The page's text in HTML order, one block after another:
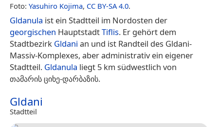
Foto: Yasuhiro Kojima, CC BY-SA 4.0.
Gldanula ist ein Stadtteil im Nordosten der
georgischen HauptstadtTiflis. Er gehört dem
Stadtbezirk Gldani an und ist Randteil des Gldani-
Massiv-Komplexes, aber administrativ ein eigener
Stadtteil. Gldanula liegt 5 km südwestlich von
თამარის ციხე-დარბაზის.
Gldani
Stadtteil